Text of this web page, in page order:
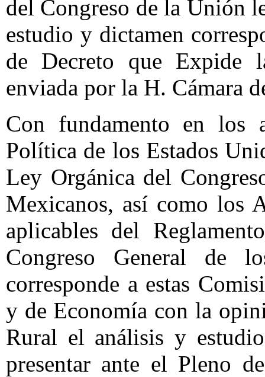
del Congreso de la Unión
estudio y dictamen
de Decreto que Expide
enviada por la H. Cámara
Con fundamento en los
Política de los Estados
Ley Orgánica del
Mexicanos, así como los
aplicables del
Congreso General de
corresponde a estas
y de Economía con la
Rural el análisis y
presentar ante el Pleno